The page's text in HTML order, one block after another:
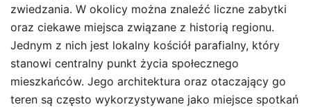
zwiedzania. W okolicy można znaleźć liczne zabytki
oraz ciekawe miejsca związane z historią regionu.
Jednym z nich jest lokalny kościół parafialny, który
stanowi centralny punkt życia społecznego
mieszkańców. Jego architektura oraz otaczający go
teren są często wykorzystywane jako miejsce spotkań